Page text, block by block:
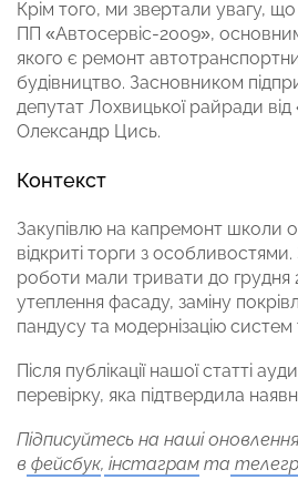
Крім того, ми звертали увагу,
ПП «Автосервіс-2009»,
якого є ремонт
будівництво. Засновником
депутат Лохвицької райради від
Олександр Цись.
Контекст
Закупівлю на капремонт школи
відкриті торги з
роботи мали тривати до грудня
утеплення фасаду, заміну
пандусу та модернізацію
Після публікації нашої статті
перевірку, яка підтвердила
Підписуйтесь на наші оновлення
в фейсбук, інстаграм та